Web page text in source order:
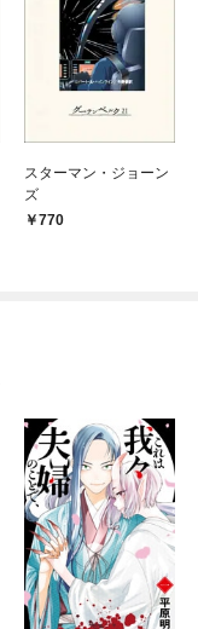
スターマン・ジョーン
ズ
770